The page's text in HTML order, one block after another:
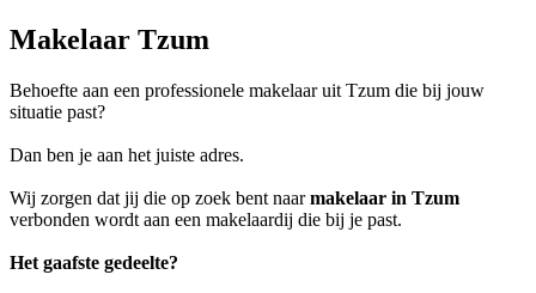
Makelaar Tzum
Behoefte aan een professionele makelaar uit Tzum die bij jouw
situatie past?
Dan ben je aan het juiste adres.
Wij zorgen dat jij die op zoek bent naarmakelaar in Tzum
verbonden wordt aan een makelaardij die bij je past.
Het gaafste gedeelte?